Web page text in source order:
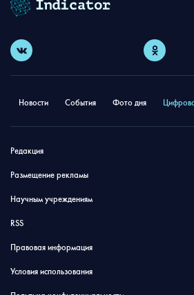
Новости События Фото дня
Редакция
Размещение рекламы
Научным учреждениям
RSS
Правовая информация
Условия использования